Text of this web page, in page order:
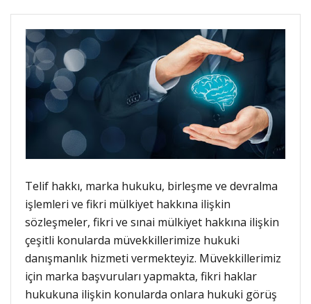
Telif hakkı, marka hukuku, birleşme ve devralma
işlemleri ve fikri mülkiyet hakkına ilişkin
sözleşmeler, fikri ve sınai mülkiyet hakkına ilişkin
çeşitli konularda müvekkillerimize hukuki
danışmanlık hizmeti vermekteyiz. Müvekkillerimiz
için marka başvuruları yapmakta, fikri haklar
hukukuna ilişkin konularda onlara hukuki görüş